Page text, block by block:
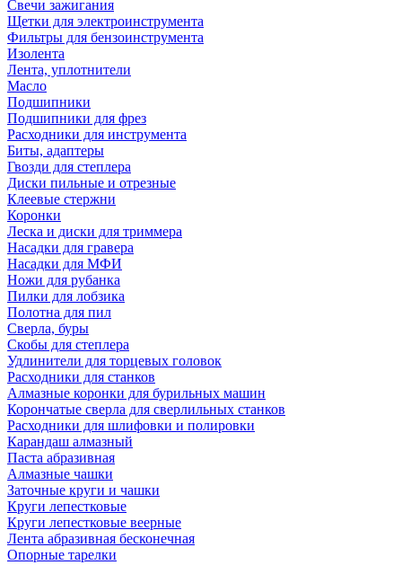
Свечи зажигания
Щетки для электроинструмента
Фильтры для бензоинструмента
Изолента
Лента, уплотнители
Масло
Подшипники
Подшипники для фрез
Расходники для инструмента
Биты, адаптеры
Гвозди для степлера
Диски пильные и отрезные
Клеевые стержни
Коронки
Леска и диски для триммера
Насадки для гравера
Насадки для МФИ
Ножи для рубанка
Пилки для лобзика
Полотна для пил
Сверла, буры
Скобы для степлера
Удлинители для торцевых головок
Расходники для станков
Алмазные коронки для бурильных машин
Корончатые сверла для сверлильных станков
Расходники для шлифовки и полировки
Карандаш алмазный
Паста абразивная
Алмазные чашки
Заточные круги и чашки
Круги лепестковые
Круги лепестковые веерные
Лента абразивная бесконечная
Опорные тарелки